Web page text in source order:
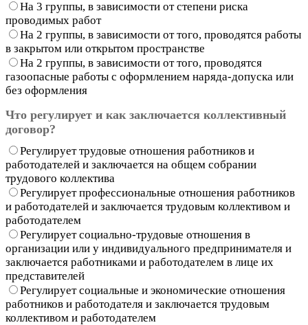
На 3 группы, в зависимости от степени риска
проводимых работ
На 2 группы, в зависимости от того, проводятся работы
в закрытом или открытом пространстве
На 2 группы, в зависимости от того, проводятся
газоопасные работы с оформлением наряда-допуска или
без оформления
Что регулирует и как заключается коллективный
договор?
Регулирует трудовые отношения работников и
работодателей и заключается на общем собрании
трудового коллектива
Регулирует профессиональные отношения работников
и работодателей и заключается трудовым коллективом и
работодателем
Регулирует социально-трудовые отношения в
организации или у индивидуального предпринимателя и
заключается работниками и работодателем в лице их
представителей
Регулирует социальные и экономические отношения
работников и работодателя и заключается трудовым
коллективом и работодателем